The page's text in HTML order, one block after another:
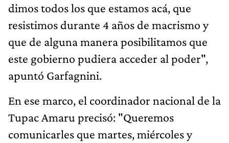
dimos todos los que estamos acá, que
resistimos durante 4 años de macrismo y
que de alguna manera posibilitamos que
este gobierno pudiera acceder al poder",
apuntó Garfagnini.
En ese marco, el coordinador nacional de la
Tupac Amaru precisó: "Queremos
comunicarles que martes, miércoles y